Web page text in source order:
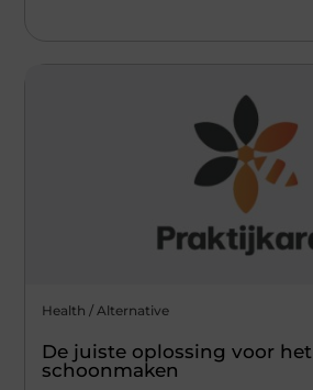
Health / Alternative
De juiste oplossing voor het
schoonmaken